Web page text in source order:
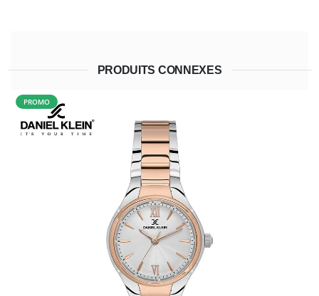
PRODUITS CONNEXES
PROMO